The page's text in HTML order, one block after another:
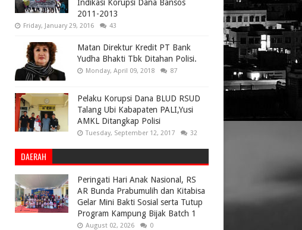
Indikasi Korupsi Dana Bansos
2011-2013
Friday, January 29, 2016 43
Matan Direktur Kredit PT Bank
Yudha Bhakti Tbk Ditahan Polisi.
Monday, April 09, 2018 87
Pelaku Korupsi Dana BLUD RSUD
Talang Ubi Kabapaten PALI,Yusi
AMKL Ditangkap Polisi
Tuesday, September 12, 2017 32
DAERAH
Peringati Hari Anak Nasional, RS
AR Bunda Prabumulih dan Kitabisa
Gelar Mini Bakti Sosial serta Tutup
Program Kampung Bijak Batch 1
August 02, 2026 0